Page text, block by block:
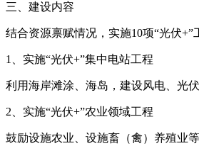
三、建设内容
结合资源禀赋情况，实施10项“光伏
1、实施“光伏+”集中电站工程
利用海岸滩涂、海岛，建设风电、光
2、实施“光伏+”农业领域工程
鼓励设施农业、设施畜（禽）养殖业